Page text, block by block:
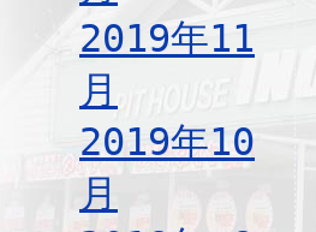
2019年11
月
2019年10
月